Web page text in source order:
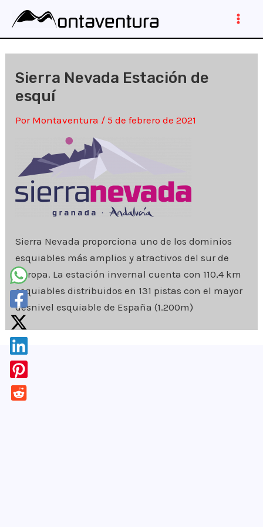
contenido
Sierra Nevada Estación de
esquí
Por Montaventura /5 de febrero de 2021
Sierra Nevada proporciona uno de los dominios
esquiables más amplios y atractivos del sur de
Europa. La estación invernal cuenta con 110,4 km
esquiables distribuidos en 131 pistas con el mayor
desnivel esquiable de España (1.200m)